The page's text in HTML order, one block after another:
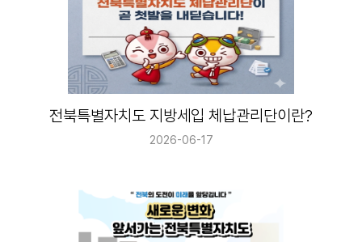
전북특별자치도 지방세입 체납관리단이란?
2026-06-17